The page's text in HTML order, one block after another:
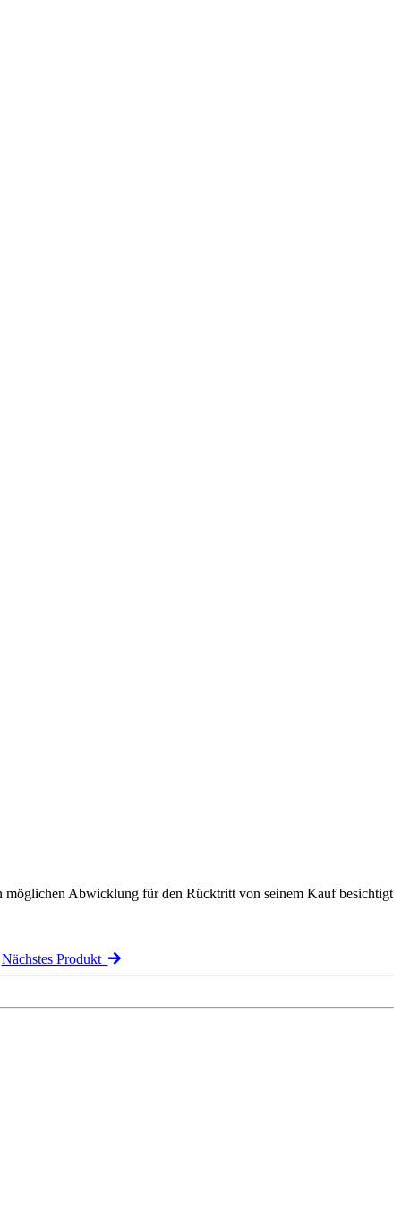
möglichen Abwicklung für den Rücktritt von seinem Kauf besichtigt
Nächstes Produkt